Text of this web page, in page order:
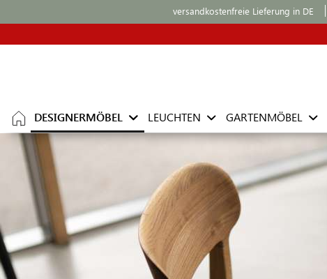
versandkostenfreie Lieferung in DE
DESIGNERMÖBEL LEUCHTEN GARTENMÖBEL